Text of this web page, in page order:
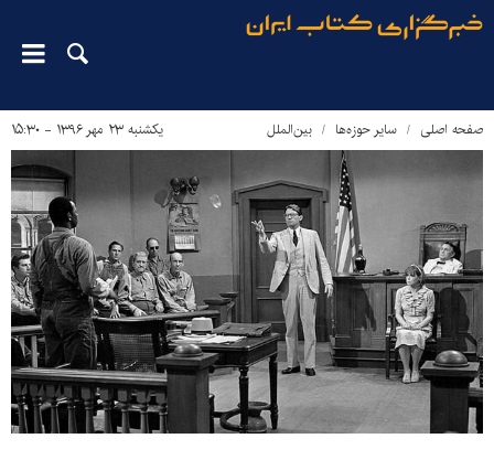
صفحه اصلی سایر حوزه‌ها بین‌الملل یکشنبه ۲۳ مهر ۱۳۹۶ - ۱۵:۳۰